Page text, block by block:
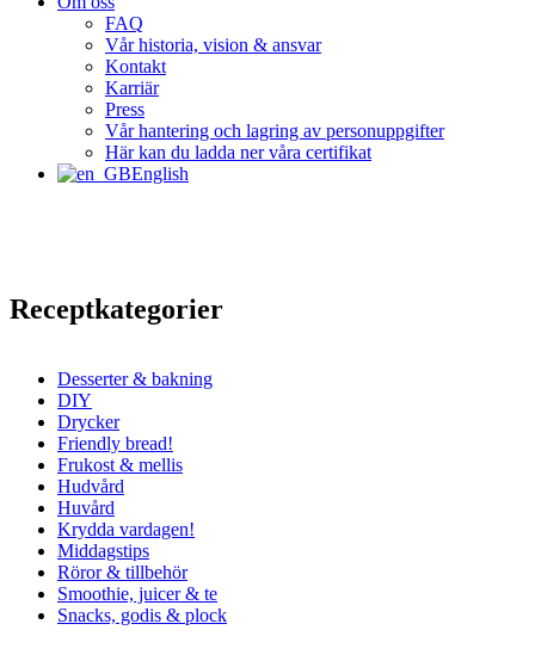
FAQ
Vår historia, vision & ansvar
Kontakt
Karriär
Press
Vår hantering och lagring av personuppgifter
Här kan du ladda ner våra certifikat
English
Receptkategorier
Desserter & bakning
DIY
Drycker
Friendly bread!
Frukost & mellis
Hudvård
Huvård
Krydda vardagen!
Middagstips
Röror & tillbehör
Smoothie, juicer & te
Snacks, godis & plock